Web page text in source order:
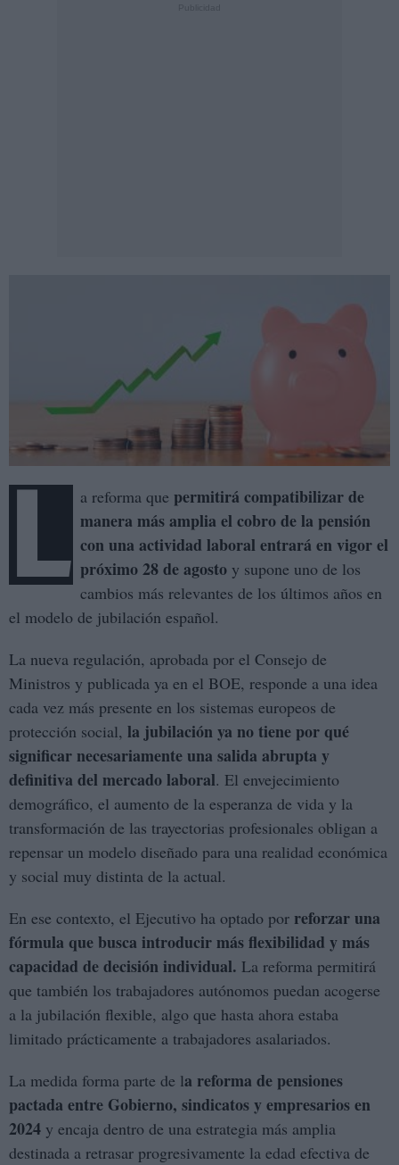
L a reforma que permitirá compatibilizar de
manera más amplia el cobro de la pensión
con una actividad laboral entrará en vigor el
próximo 28 de agosto y supone uno de los
cambios más relevantes de los últimos años en
el modelo de jubilación español.
La nueva regulación, aprobada por el Consejo de
Ministros y publicada ya en el BOE, responde a una idea
cada vez más presente en los sistemas europeos de
protección social, la jubilación ya no tiene por qué
significar necesariamente una salida abrupta y
definitiva del mercado laboral. El envejecimiento
demográfico, el aumento de la esperanza de vida y la
transformación de las trayectorias profesionales obligan a
repensar un modelo diseñado para una realidad económica
y social muy distinta de la actual.
En ese contexto, el Ejecutivo ha optado por reforzar una
fórmula que busca introducir más flexibilidad y más
capacidad de decisión individual. La reforma permitirá
que también los trabajadores autónomos puedan acogerse
a la jubilación flexible, algo que hasta ahora estaba
limitado prácticamente a trabajadores asalariados.
La medida forma parte de la reforma de pensiones
pactada entre Gobierno, sindicatos y empresarios en
2024 y encaja dentro de una estrategia más amplia
destinada a retrasar progresivamente la edad efectiva de